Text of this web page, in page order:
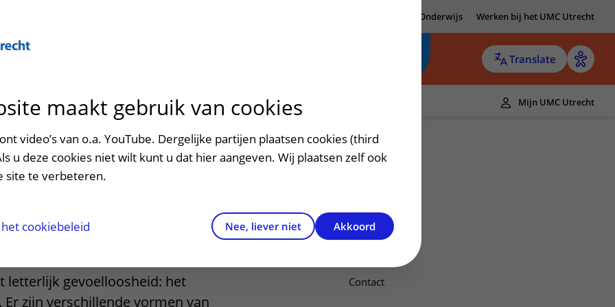
Onderwijs Werken bij het UMC Utrecht
Translate
patiëntportaal
het ziekenhuis
en voorzieningen
en veiligheid
Contact en route
Contactgegevens
Contact met polikliniek
Verwijzers
Teleconsult aanvragen
Zorgverlenersportaal
Mijn UMC Utrecht
over
Contact
letterlijk gevoelloosheid: het
zijn verschillende vormen van
maakt gebruik van cookies
video’s van o.a. YouTube. Dergelijke partijen plaatsen cookies (third
u deze cookies niet wilt kunt u dat hier aangeven. Wij plaatsen zelf ook
site te verbeteren.
cookiebeleid Nee, liever niet Akkoord